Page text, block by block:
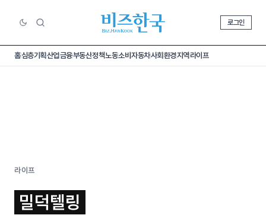
로그인
홈심층기획산업금융부동산정책노동소비 자동차사회환경지역라이프
라이프
밀덕텔링